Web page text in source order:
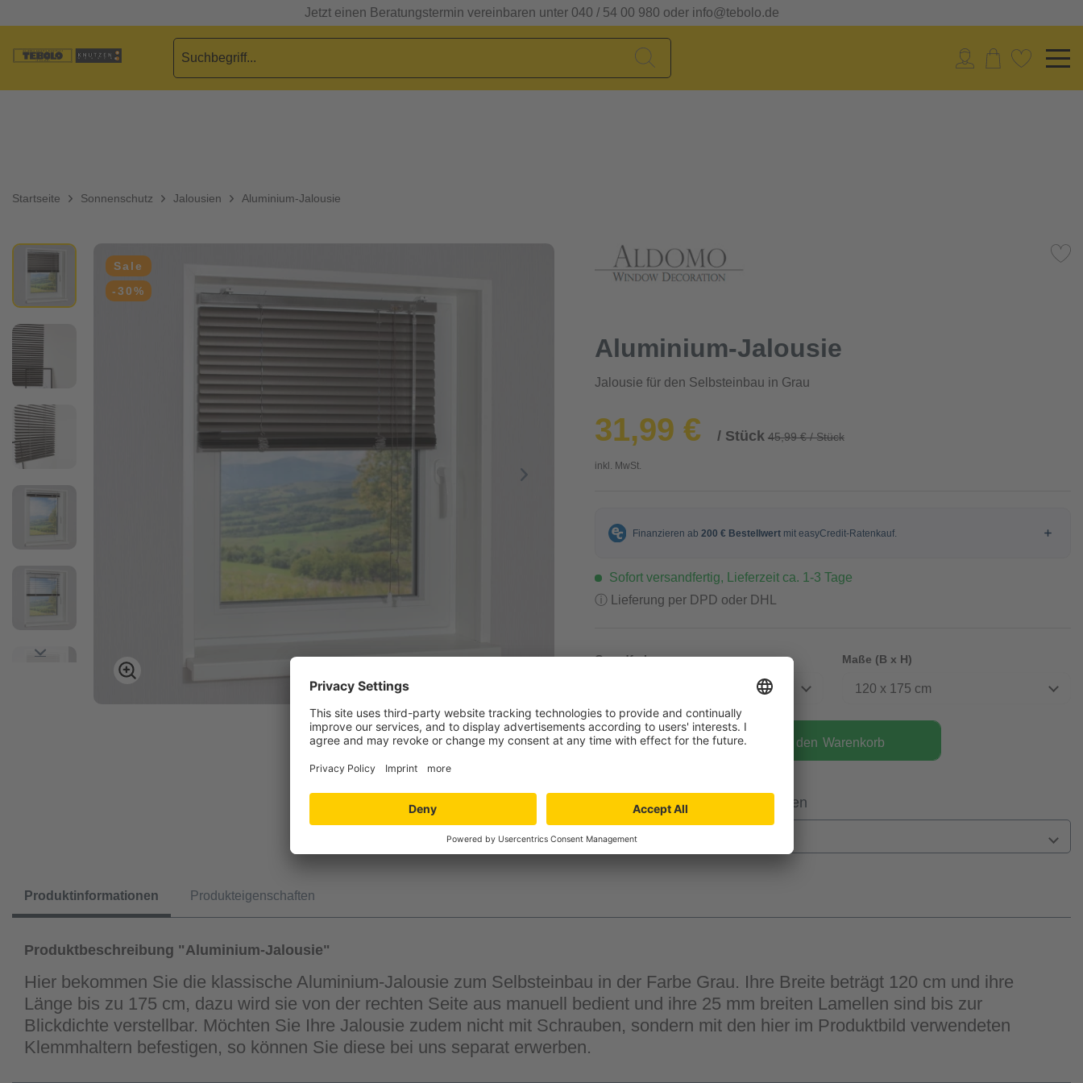
Jetzt einen Beratungstermin vereinbaren unter 040 / 54 00 980 oder info@tebolo.de
Startseite Sonnenschutz Jalousien Aluminium-Jalousie
Sale
-30%
Aluminium-Jalousie
Jalousie für den Selbsteinbau in Grau
31,99 € / Stück 45,99 € / Stück
inkl. MwSt.
Sofort versandfertig, Lieferzeit ca. 1-3 Tage
ⓘ Lieferung per DPD oder DHL
Grundfarbe Maße (B x H)
120 x 175 cm
- + In den Warenkorb
Verfügbarkeit in der Filiale prüfen
Filiale auswählen
Produktinformationen Produkteigenschaften
Produktbeschreibung "Aluminium-Jalousie"
Hier bekommen Sie die klassische Aluminium-Jalousie zum Selbsteinbau in der Farbe Grau. Ihre Breite beträgt 120 cm und ihre
Länge bis zu 175 cm, dazu wird sie von der rechten Seite aus manuell bedient und ihre 25 mm breiten Lamellen sind bis zur
Blickdichte verstellbar. Möchten Sie Ihre Jalousie zudem nicht mit Schrauben, sondern mit den hier im Produktbild verwendeten
Klemmhaltern befestigen, so können Sie diese bei uns separat erwerben.